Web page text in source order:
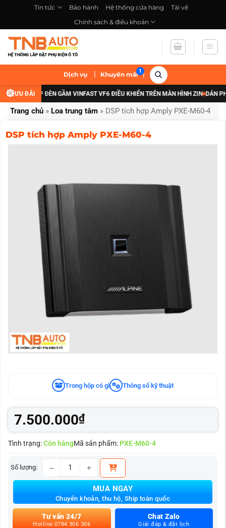
nội
dung
Tin tức Bảo hành Hệ thống cửa hàng
Tải về
Chính sách & điều khoản
Dịch vụ | Khuyến mãi |
ƯU ĐÃI
NÂNG CẤP ĐÈN GẦM VINFAST VF6 ĐIỀU KHIỂN TRÊN MÀN HÌNH ZIN DÁN
Trang chủ » Loa trung tâm » DSP tích hợp Amply PXE-M60-4
DSP tích hợp Amply PXE-M60-4
Trong hộp có gì Thông số kỹ thuật
7.500.000₫
Tình trạng:Còn hàngMã sản phẩm: PXE-M60-4
Số lượng:
DSP tích hợp Amply PXE-M60-4 số lượng
MUA NGAY
Chuyển khoản, thu hộ, Ship toàn quốc
Tư vấn 24/7
Hotline:0784 306 306
Chat Zalo
Giải đáp & đặt lịch